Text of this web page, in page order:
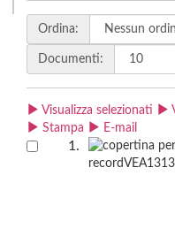
Ordina:
Documenti:
Visualizza selezionati
Stampa
E-mail
1.